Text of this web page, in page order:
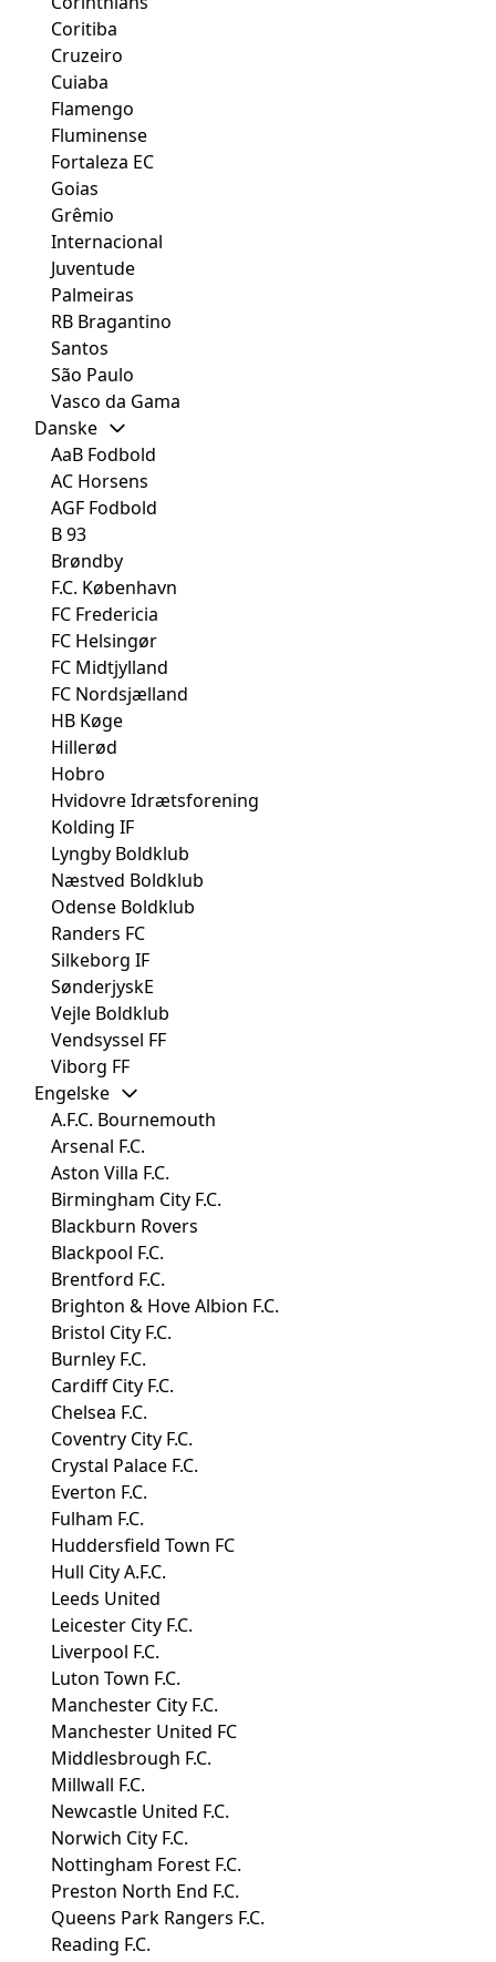
Coritiba
Cruzeiro
Cuiaba
Flamengo
Fluminense
Fortaleza EC
Goias
Grêmio
Internacional
Juventude
Palmeiras
RB Bragantino
Santos
São Paulo
Vasco da Gama
Danske
AaB Fodbold
AC Horsens
AGF Fodbold
B 93
Brøndby
F.C. København
FC Fredericia
FC Helsingør
FC Midtjylland
FC Nordsjælland
HB Køge
Hillerød
Hobro
Hvidovre Idrætsforening
Kolding IF
Lyngby Boldklub
Næstved Boldklub
Odense Boldklub
Randers FC
Silkeborg IF
SønderjyskE
Vejle Boldklub
Vendsyssel FF
Viborg FF
Engelske
A.F.C. Bournemouth
Arsenal F.C.
Aston Villa F.C.
Birmingham City F.C.
Blackburn Rovers
Blackpool F.C.
Brentford F.C.
Brighton & Hove Albion F.C.
Bristol City F.C.
Burnley F.C.
Cardiff City F.C.
Chelsea F.C.
Coventry City F.C.
Crystal Palace F.C.
Everton F.C.
Fulham F.C.
Huddersfield Town FC
Hull City A.F.C.
Leeds United
Leicester City F.C.
Liverpool F.C.
Luton Town F.C.
Manchester City F.C.
Manchester United FC
Middlesbrough F.C.
Millwall F.C.
Newcastle United F.C.
Norwich City F.C.
Nottingham Forest F.C.
Preston North End F.C.
Queens Park Rangers F.C.
Reading F.C.